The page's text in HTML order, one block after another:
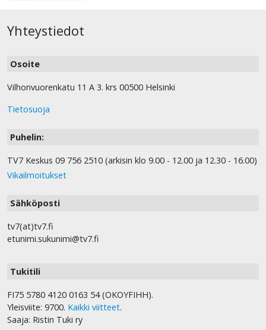
Yhteystiedot
Osoite
Vilhonvuorenkatu 11 A 3. krs 00500 Helsinki
Tietosuoja
Puhelin:
TV7 Keskus 09 756 2510 (arkisin klo 9.00 - 12.00 ja 12.30 - 16.00)
Vikailmoitukset
Sähköposti
tv7(at)tv7.fi
etunimi.sukunimi@tv7.fi
Tukitili
FI75 5780 4120 0163 54 (OKOYFIHH).
Yleisviite: 9700. Kaikki viitteet.
Saaja: Ristin Tuki ry